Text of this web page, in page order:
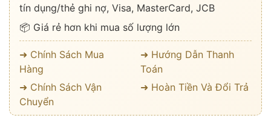
tín dụng/thẻ ghi nợ, Visa, MasterCard, JCB
📦 Giá rẻ hơn khi mua số lượng lớn
➜ Chính Sách Mua
Hàng
➜ Hướng Dẫn Thanh
Toán
➜ Chính Sách Vận
Chuyển
➜ Hoàn Tiền Và Đổi Trả